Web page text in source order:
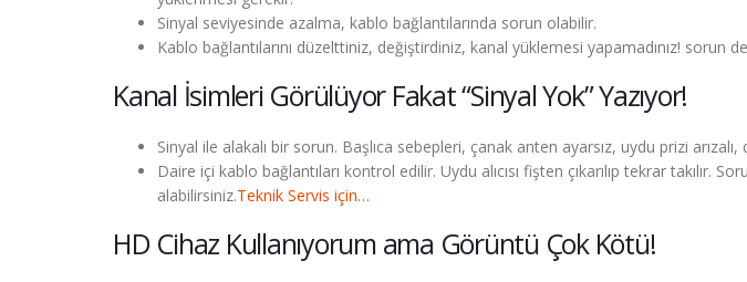
Sinyal seviyesinde azalma, kablo bağlantılarında sorun olabilir.
Kablo bağlantılarını düzelttiniz, değiştirdiniz, kanal yüklemesi yapamadınız! sorun
Kanal İsimleri Görülüyor Fakat “Sinyal Yok” Yazıyor!
Sinyal ile alakalı bir sorun. Başlıca sebepleri, çanak anten ayarsız, uydu prizi arızalı,
Daire içi kablo bağlantıları kontrol edilir. Uydu alıcısı fişten çıkarılıp tekrar
alabilirsiniz.Teknik Servis için…
HD Cihaz Kullanıyorum ama Görüntü Çok Kötü!